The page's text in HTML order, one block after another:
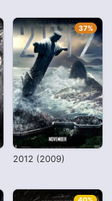
2012 (2009)
37%